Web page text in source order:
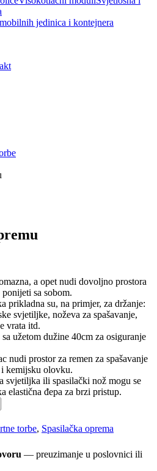
jedinica i kontejnera
a opet nudi dovoljno prostora
sa sobom.
prikladna su, na primjer, za držanje:
svjetiljke, noževa za spašavanje,
vrata itd.
užetom dužine 40cm za osiguranje
nudi prostor za remen za spašavanje
kemijsku olovku.
svjetiljka ili spasilački nož mogu se
elastična đepa za brzi pristup.
torbe, Spasilačka oprema
— preuzimanje u poslovnici ili